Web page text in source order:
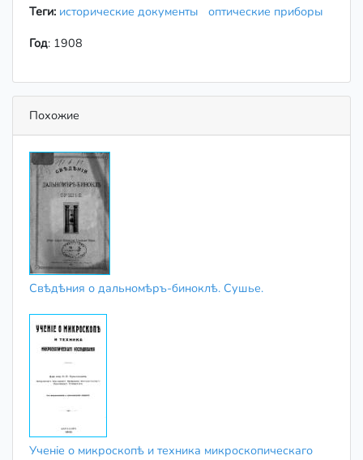
Теги: исторические документы
оптические приборы
Год: 1908
Похожие
Свѣдѣния о дальномѣръ-биноклѣ. Сушье.
Ученіе о микроскопѣ и техника микроскопическаго